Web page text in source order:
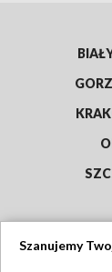
Szanujemy